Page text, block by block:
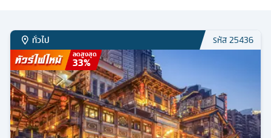
ทั่วไป รหัส25436
ลดสูงสุด
33%